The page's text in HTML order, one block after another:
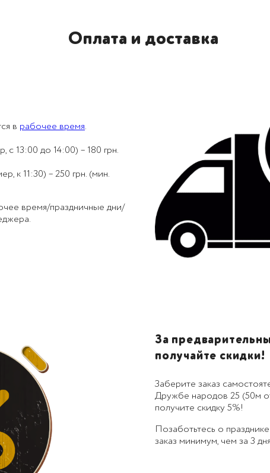
Оплата и доставка
в рабочее время.
с 13:00 до 14:00) – 180 грн.
к 11:30) – 250 грн. (мин.
время/праздничные дни/
За
получайте скидки!
Заберите заказ
Дружбе народов 25 (50м
получите скидку 5%!
Позаботьтесь о
заказ минимум, чем за 3